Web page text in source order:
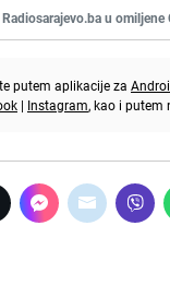
u omiljene
putem aplikacije za
| Instagram, kao i putem